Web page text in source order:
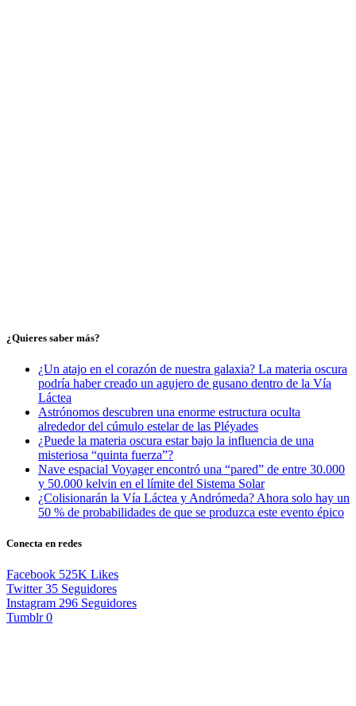
¿Quieres saber más?
¿Un atajo en el corazón de nuestra galaxia? La materia oscura
podría haber creado un agujero de gusano dentro de la Vía
Láctea
Astrónomos descubren una enorme estructura oculta
alrededor del cúmulo estelar de las Pléyades
¿Puede la materia oscura estar bajo la influencia de una
misteriosa “quinta fuerza”?
Nave espacial Voyager encontró una “pared” de entre 30.000
y 50.000 kelvin en el límite del Sistema Solar
¿Colisionarán la Vía Láctea y Andrómeda? Ahora solo hay un
50 % de probabilidades de que se produzca este evento épico
Conecta en redes
Facebook 525K Likes
Twitter 35 Seguidores
Instagram 296 Seguidores
Tumblr 0